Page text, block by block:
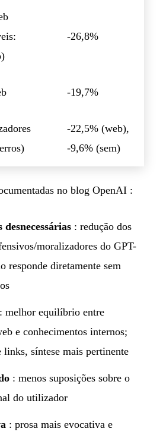
-26,8%
-19,7%
-22,5% (web),
-9,6% (sem)
no blog OpenAI :
desnecessárias : redução dos
moralizadores do GPT-
responde diretamente sem
: melhor equilíbrio entre
e conhecimentos internos;
links, síntese mais pertinente
: menos suposições sobre o
do utilizador
: prosa mais evocativa e